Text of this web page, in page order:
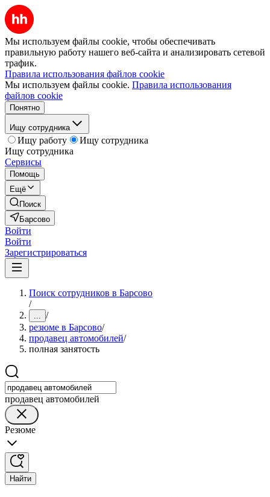
Мы используем файлы cookie, чтобы обеспечивать
правильную работу нашего веб-сайта и анализировать сетевой
трафик.
Правила использования файлов cookie
Мы используем файлы cookie. Правила использования
файлов cookie
Понятно
Ищу сотрудника
Ищу работу
Ищу сотрудника
Ищу сотрудника
Сервисы
Помощь
Ещё
Поиск
Барсово
Войти
Войти
Зарегистрироваться
Поиск сотрудников в Барсово
/
... /
резюме в Барсово/
продавец автомобилей/
полная занятость
продавец автомобилей
Резюме
Найти